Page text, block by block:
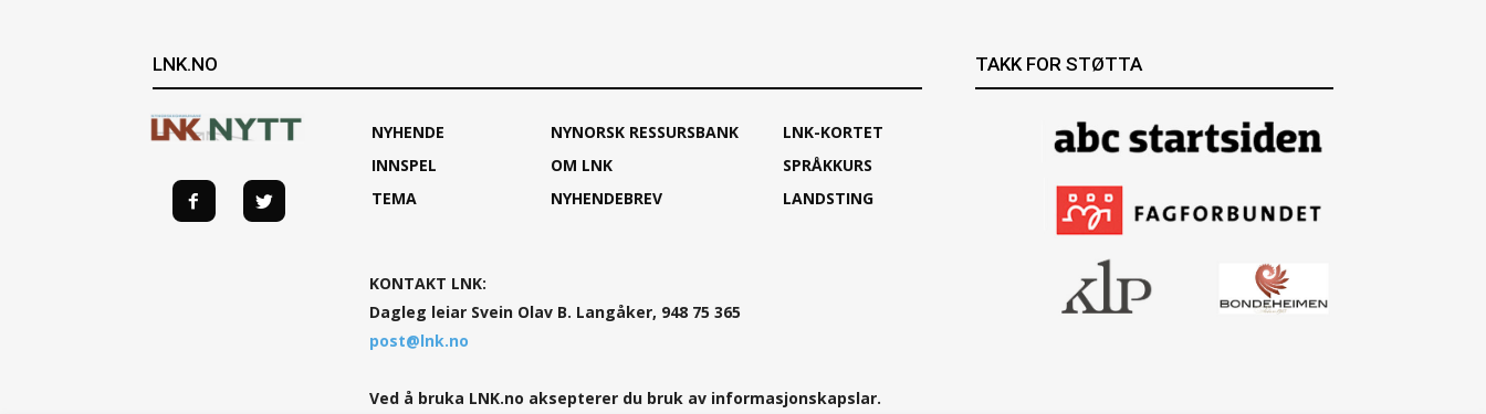
LNK.NO
NYHENDE
INNSPEL
TEMA
NYNORSK RESSURSBANK
OM LNK
NYHENDEBREV
LNK-KORTET
SPRÅKKURS
LANDSTING
KONTAKT LNK:
Dagleg leiar Svein Olav B. Langåker, 948 75 365
post@lnk.no
Ved å bruka LNK.no aksepterer du bruk av informasjonskapslar.
TAKK FOR STØTTA